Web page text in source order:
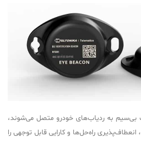
بی‌سیم به ردیاب‌های خودرو متصل می‌شوند،
راه‌حل‌ها و کارایی قابل توجهی را